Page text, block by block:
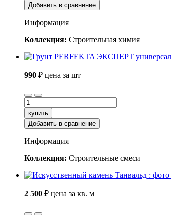
Добавить в сравнение
Информация
Коллекция: Строительная химия
990 ₽ цена за шт
купить
Добавить в сравнение
Информация
Коллекция: Строительные смеси
2 500 ₽ цена за кв. м